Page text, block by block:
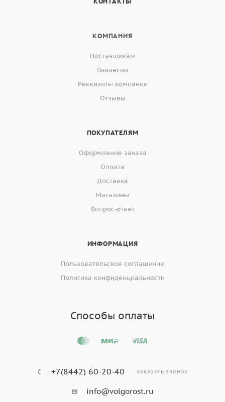
КОМПАНИЯ
Поставщикам
Вакансии
Реквизиты компании
Отзывы
ПОКУПАТЕЛЯМ
Оформление заказа
Оплата
Доставка
Магазины
Вопрос-ответ
ИНФОРМАЦИЯ
Пользовательское соглашение
Политика конфиденциальности
Способы оплаты
+7(8442) 60-20-40 ЗАКАЗАТЬ ЗВОНОК
info@volgorost.ru